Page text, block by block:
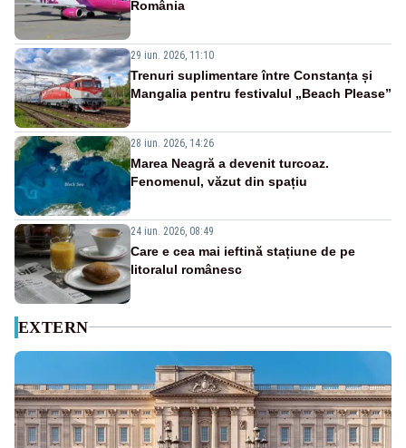
România
29 iun. 2026, 11:10
Trenuri suplimentare între Constanța și
Mangalia pentru festivalul „Beach Please”
28 iun. 2026, 14:26
Marea Neagră a devenit turcoaz.
Fenomenul, văzut din spațiu
24 iun. 2026, 08:49
Care e cea mai ieftină stațiune de pe
litoralul românesc
EXTERN